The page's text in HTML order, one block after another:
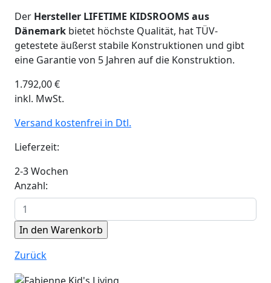
Der Hersteller LIFETIME KIDSROOMS aus
Dänemark bietet höchste Qualität, hat TÜV-
getestete äußerst stabile Konstruktionen und gibt
eine Garantie von 5 Jahren auf die Konstruktion.
1.792,00€
inkl. MwSt.
Versand kostenfrei in Dtl.
Lieferzeit:
2-3 Wochen
Anzahl:
Zurück